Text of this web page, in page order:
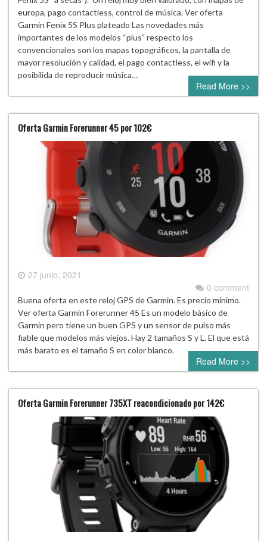
europa, pago contactless, control de música. Ver oferta
Garmin Fenix 5S Plus plateado Las novedades más
importantes de los modelos “plus” respecto los
convencionales son los mapas topográficos, la pantalla de
mayor resolución y calidad, el pago contactless, el wifi y la
posibilida de reproducir música…
Read More >>
Oferta Garmin Forerunner 45 por 102€
27 junio, 2021
0 comment
Buena oferta en este reloj GPS de Garmin. Es precio mínimo.
Ver oferta Garmin Forerunner 45 Es un modelo básico de
Garmin pero tiene un buen GPS y un sensor de pulso más
fiable que modelos más viejos. Hay 2 tamaños S y L. El que está
más barato es el tamaño S en color blanco.
Read More >>
Oferta Garmin Forerunner 735XT reacondicionado por 142€